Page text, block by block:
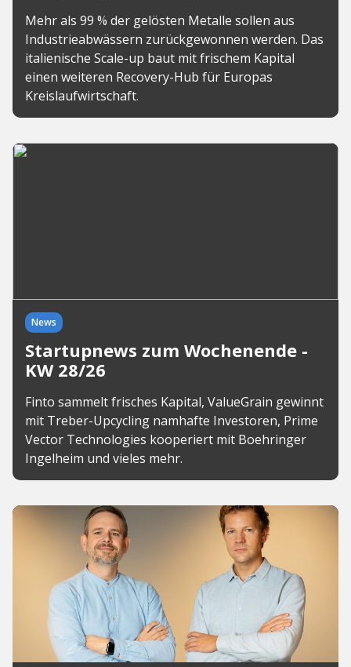
Mehr als 99 % der gelösten Metalle sollen aus
Industrieabwässern zurückgewonnen werden. Das
italienische Scale-up baut mit frischem Kapital
einen weiteren Recovery-Hub für Europas
Kreislaufwirtschaft.
News
Startupnews zum Wochenende -
KW 28/26
Finto sammelt frisches Kapital, ValueGrain gewinnt
mit Treber-Upcycling namhafte Investoren, Prime
Vector Technologies kooperiert mit Boehringer
Ingelheim und vieles mehr.